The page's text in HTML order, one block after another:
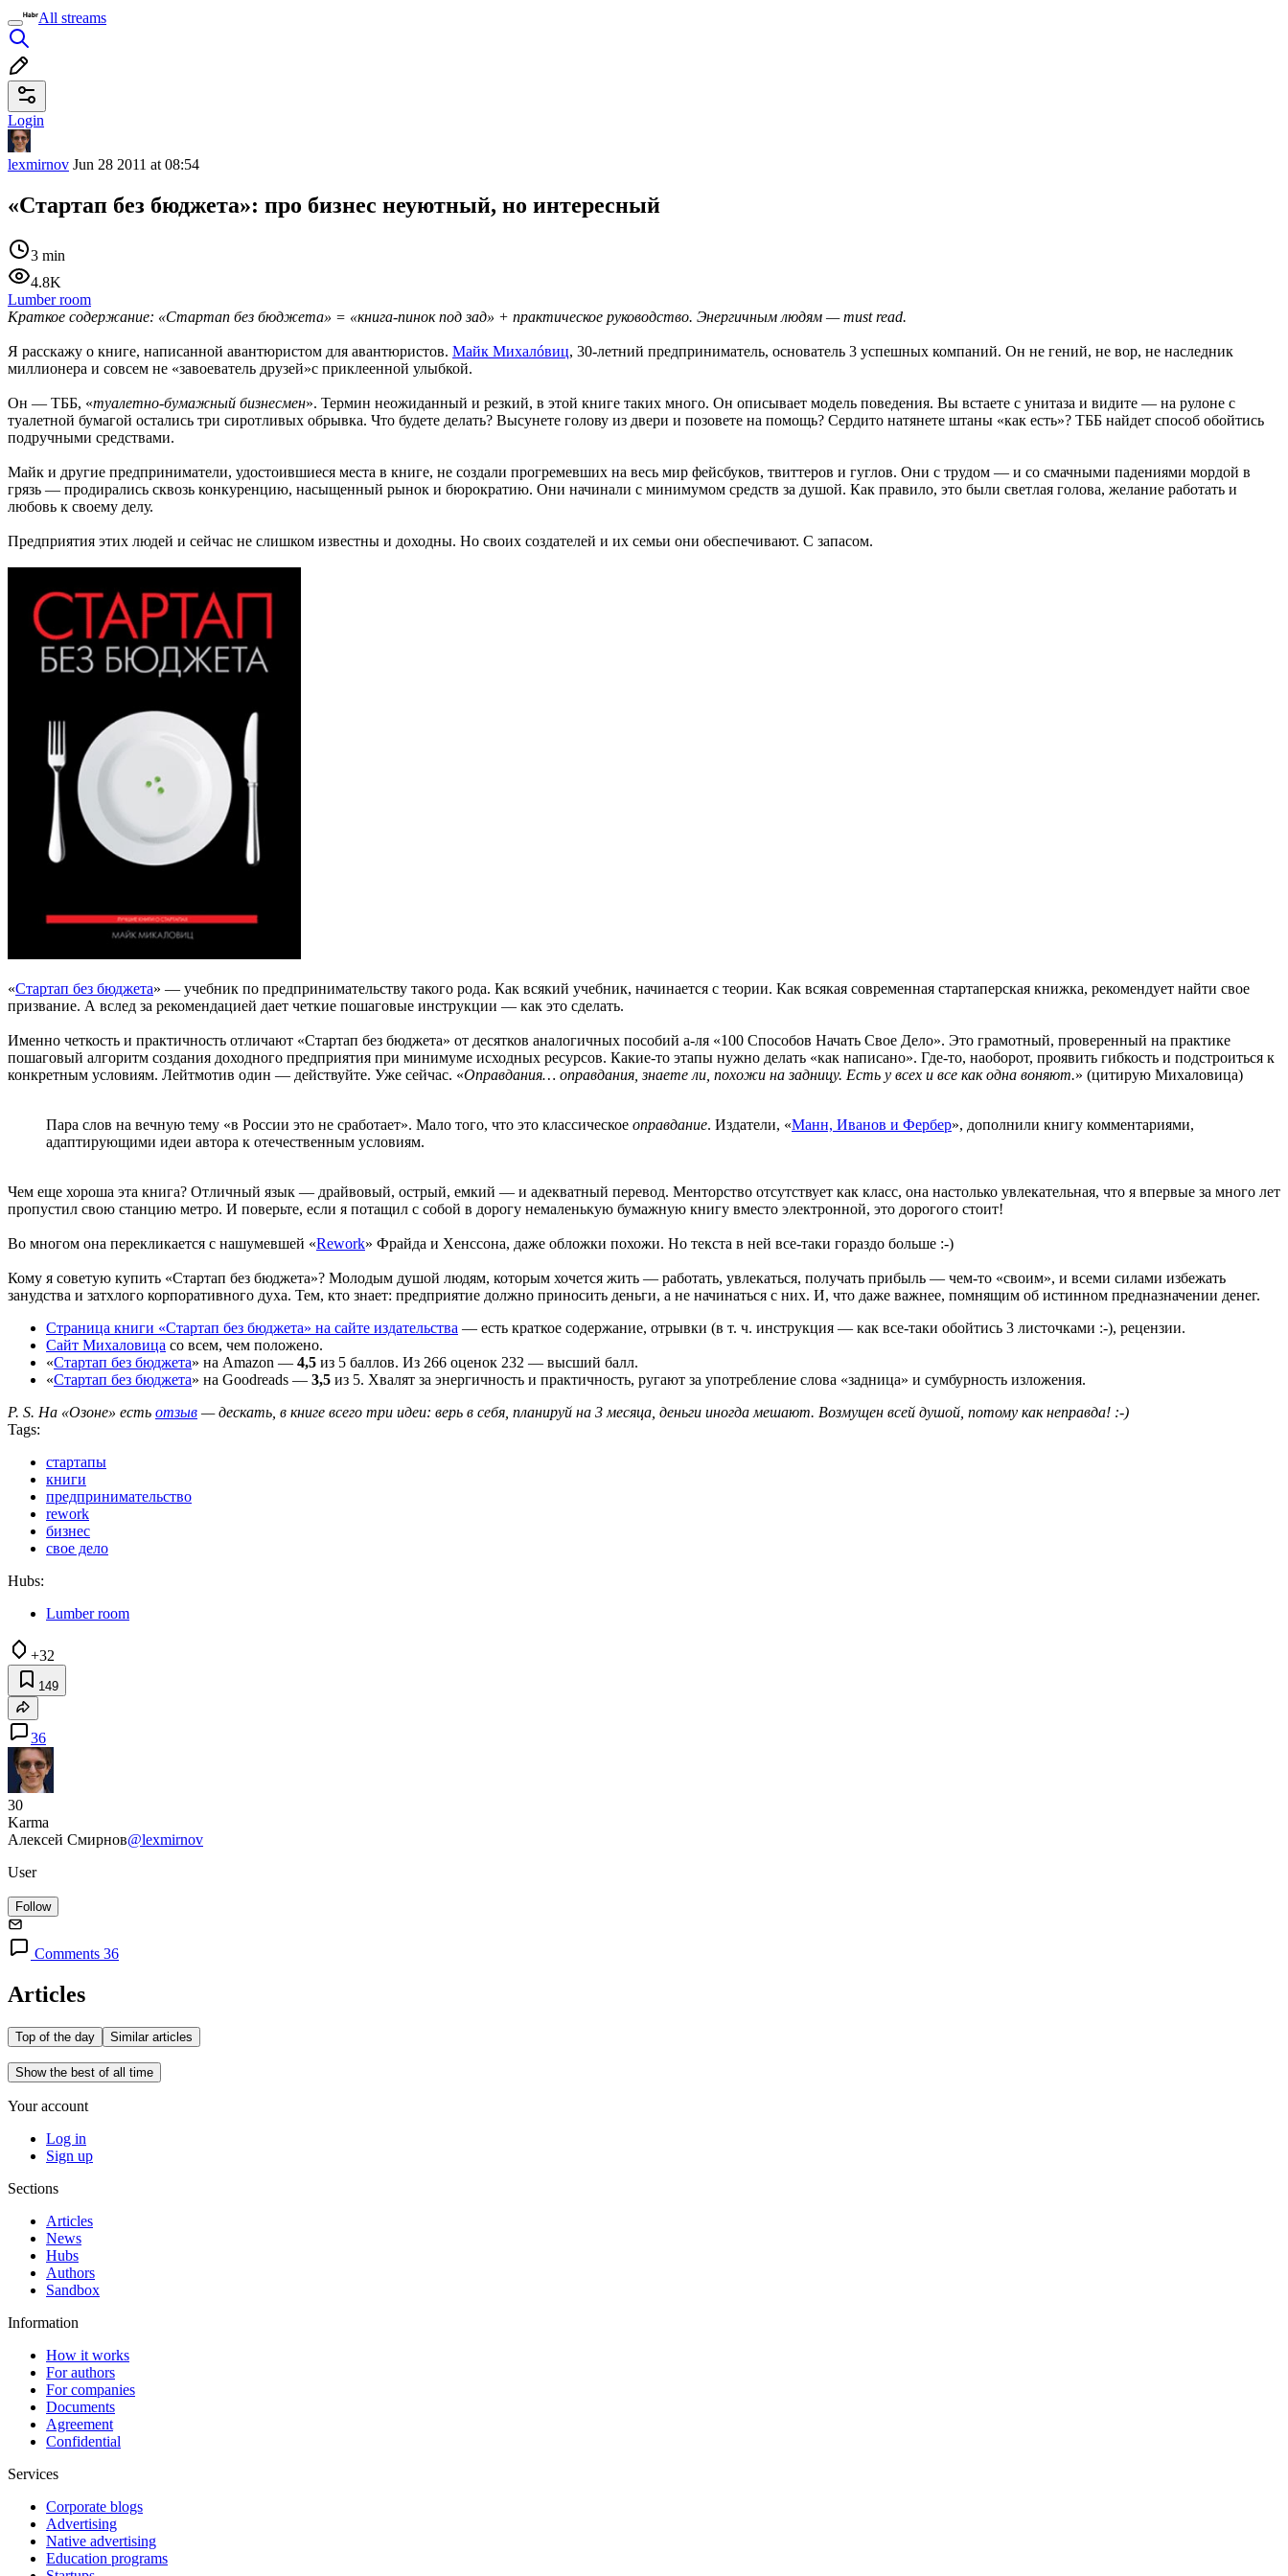
All streams
Login
lexmirnov Jun 28 2011 at 08:54
«Стартап без бюджета»: про бизнес неуютный, но интересный
3 min
4.8K
Lumber room
Краткое содержание: «Стартап без бюджета» = «книга-пинок под зад» + практическое руководство. Энергичным людям — must read.
Я расскажу о книге, написанной авантюристом для авантюристов. Майк Михалóвиц, 30-летний предприниматель, основатель 3 успешных компаний. Он не гений, не вор, не наследник
миллионера и совсем не «завоеватель друзей»с приклеенной улыбкой.
Он — ТББ, «туалетно-бумажный бизнесмен». Термин неожиданный и резкий, в этой книге таких много. Он описывает модель поведения. Вы встаете с унитаза и видите — на рулоне с
туалетной бумагой остались три сиротливых обрывка. Что будете делать? Высунете голову из двери и позовете на помощь? Сердито натянете штаны «как есть»? ТББ найдет способ обойтись
подручными средствами.
Майк и другие предприниматели, удостоившиеся места в книге, не создали прогремевших на весь мир фейсбуков, твиттеров и гуглов. Они с трудом — и со смачными падениями мордой в
грязь — продирались сквозь конкуренцию, насыщенный рынок и бюрократию. Они начинали с минимумом средств за душой. Как правило, это были светлая голова, желание работать и
любовь к своему делу.
Предприятия этих людей и сейчас не слишком известны и доходны. Но своих создателей и их семьи они обеспечивают. С запасом.
«Стартап без бюджета» — учебник по предпринимательству такого рода. Как всякий учебник, начинается с теории. Как всякая современная стартаперская книжка, рекомендует найти свое
призвание. А вслед за рекомендацией дает четкие пошаговые инструкции — как это сделать.
Именно четкость и практичность отличают «Стартап без бюджета» от десятков аналогичных пособий а-ля «100 Способов Начать Свое Дело». Это грамотный, проверенный на практике
пошаговый алгоритм создания доходного предприятия при минимуме исходных ресурсов. Какие-то этапы нужно делать «как написано». Где-то, наоборот, проявить гибкость и подстроиться к
конкретным условиям. Лейтмотив один — действуйте. Уже сейчас. «Оправдания… оправдания, знаете ли, похожи на задницу. Есть у всех и все как одна воняют.» (цитирую Михаловица)
Пара слов на вечную тему «в России это не сработает». Мало того, что это классическое оправдание. Издатели, «Манн, Иванов и Фербер», дополнили книгу комментариями,
адаптирующими идеи автора к отечественным условиям.
Чем еще хороша эта книга? Отличный язык — драйвовый, острый, емкий — и адекватный перевод. Менторство отсутствует как класс, она настолько увлекательная, что я впервые за много лет
пропустил свою станцию метро. И поверьте, если я потащил с собой в дорогу немаленькую бумажную книгу вместо электронной, это дорогого стоит!
Во многом она перекликается с нашумевшей «Rework» Фрайда и Хенссона, даже обложки похожи. Но текста в ней все-таки гораздо больше :-)
Кому я советую купить «Стартап без бюджета»? Молодым душой людям, которым хочется жить — работать, увлекаться, получать прибыль — чем-то «своим», и всеми силами избежать
занудства и затхлого корпоративного духа. Тем, кто знает: предприятие должно приносить деньги, а не начинаться с них. И, что даже важнее, помнящим об истинном предназначении денег.
Страница книги «Стартап без бюджета» на сайте издательства — есть краткое содержание, отрывки (в т. ч. инструкция — как все-таки обойтись 3 листочками :-), рецензии.
Сайт Михаловица со всем, чем положено.
«Стартап без бюджета» на Amazon — 4,5 из 5 баллов. Из 266 оценок 232 — высший балл.
«Стартап без бюджета» на Goodreads — 3,5 из 5. Хвалят за энергичность и практичность, ругают за употребление слова «задница» и сумбурность изложения.
P. S. На «Озоне» есть отзыв — дескать, в книге всего три идеи: верь в себя, планируй на 3 месяца, деньги иногда мешают. Возмущен всей душой, потому как неправда! :-)
Tags:
стартапы
книги
предпринимательство
rework
бизнес
свое дело
Hubs:
Lumber room
+32
149
36
30
Karma
Алексей Смирнов@lexmirnov
User
Follow
Comments 36
Articles
Top of the day Similar articles
Show the best of all time
Your account
Log in
Sign up
Sections
Articles
News
Hubs
Authors
Sandbox
Information
How it works
For authors
For companies
Documents
Agreement
Confidential
Services
Corporate blogs
Advertising
Native advertising
Education programs